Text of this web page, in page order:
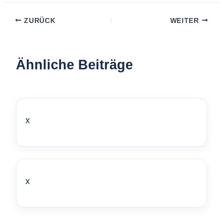
ZURÜCK WEITER
Ähnliche Beiträge
x
x